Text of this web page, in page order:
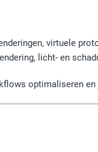
virtuele
licht- en
optimaliseren